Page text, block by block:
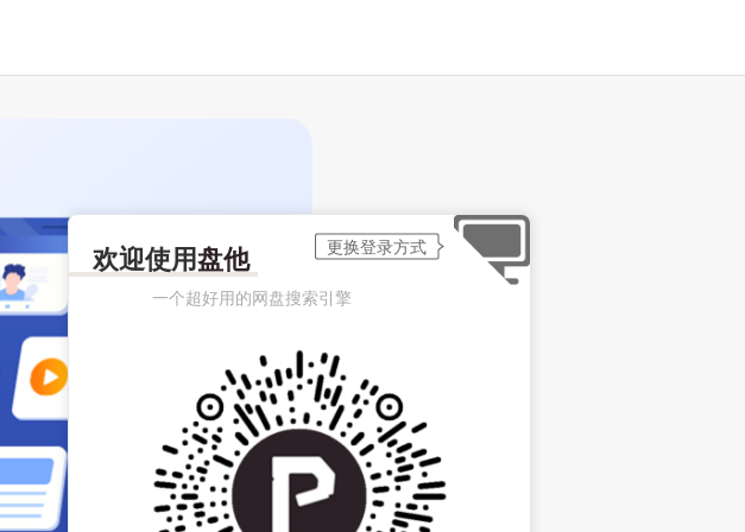
欢迎使用盘他
一个超好用的网盘搜索引擎